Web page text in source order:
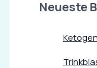
Neueste